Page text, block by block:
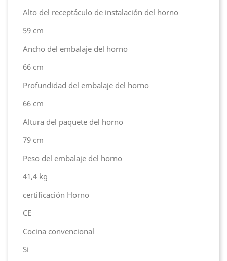
Alto del receptáculo de instalación del horno
59 cm
Ancho del embalaje del horno
66 cm
Profundidad del embalaje del horno
66 cm
Altura del paquete del horno
79 cm
Peso del embalaje del horno
41,4 kg
certificación Horno
CE
Cocina convencional
Si